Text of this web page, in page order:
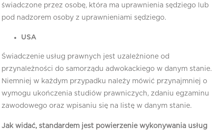
świadczone przez osobę, która ma uprawnienia sędziego lub
pod nadzorem osoby z uprawnieniami sędziego.
USA
Świadczenie usług prawnych jest uzależnione od
przynależności do samorządu adwokackiego w danym stanie.
Niemniej w każdym przypadku należy mówić przynajmniej o
wymogu ukończenia studiów prawniczych, zdaniu egzaminu
zawodowego oraz wpisaniu się na listę w danym stanie.
Jak widać, standardem jest powierzenie wykonywania usług